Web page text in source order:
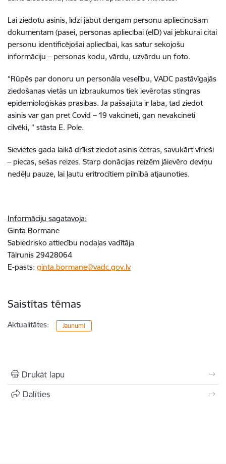
Lai ziedotu asinis, līdzi jābūt derīgam personu apliecinošam
dokumentam (pasei, personas apliecībai (eID) vai jebkurai citai
personu identificējošai apliecībai, kas satur sekojošu
informāciju – personas kodu, vārdu, uzvārdu un foto.
“Rūpēs par donoru un personāla veselību, VADC pastāvīgajās
ziedošanas vietās un izbraukumos tiek ievērotas stingras
epidemioloģiskās prasības. Ja pašsajūta ir laba, tad ziedot
asinis var gan pret Covid – 19 vakcinēti, gan nevakcinēti
cilvēki, ” stāsta E. Pole.
Sievietes gada laikā drīkst ziedot asinis četras, savukārt vīrieši
– piecas, sešas reizes. Starp donācijas reizēm jāievēro deviņu
nedēļu pauze, lai ļautu eritrocītiem pilnībā atjaunoties.
Informāciju sagatavoja:
Ginta Bormane
Sabiedrisko attiecību nodaļas vadītāja
Tālrunis 29428064
E-pasts: ginta.bormane@vadc.gov.lv
Saistītas tēmas
Aktualitātes: Jaunumi
Drukāt lapu
Dalīties